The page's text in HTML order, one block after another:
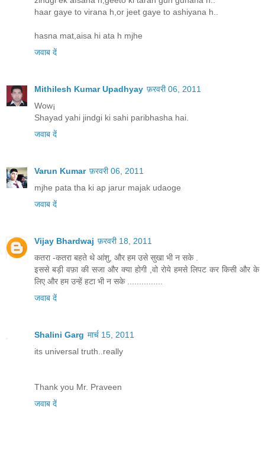
haar gaye to virana h,or jeet gaye to ashiyana h..
hasna mat,aisa hi ata h mjhe
जवाब दें
Mithilesh Kumar Upadhyay फ़रवरी 06, 2011
Wow¡
Shayad yahi jindgi ki sahi paribhasha hai.
जवाब दें
Varun Kumar फ़रवरी 06, 2011
mjhe pata tha ki ap jarur majak udaoge
जवाब दें
Vijay Bhardwaj फ़रवरी 18, 2011
कतरा -कतरा बहते थे आंशु, और हम उसे सुखा भी न सके .
इससे बड़ी वफ़ा की सजा और क्या होगी ,वो रोये हमसे लिपट कर किसी और के
लिए और हम उन्हें हटा भी न सके ...............
जवाब दें
Shalini Garg मार्च 15, 2011
its universal truth..really
Thank you Mr. Praveen
जवाब दें